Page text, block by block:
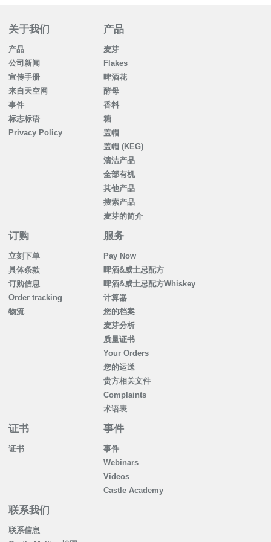
关于我们
产品
公司新闻
宣传手册
来自天空网
事件
标志标语
Privacy Policy
产品
麦芽
Flakes
啤酒花
酵母
香料
糖
盖帽
盖帽 (KEG)
清洁产品
全部有机
其他产品
搜索产品
麦芽的简介
订购
立刻下单
具体条款
订购信息
Order tracking
物流
服务
Pay Now
啤酒&威士忌配方
啤酒&威士忌配方Whiskey
计算器
您的档案
麦芽分析
质量证书
Your Orders
您的运送
贵方相关文件
Complaints
术语表
证书
证书
事件
事件
Webinars
Videos
Castle Academy
联系我们
联系信息